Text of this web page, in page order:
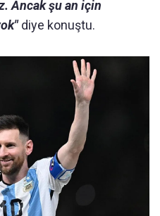
Ancak şu an için
diye konuştu.